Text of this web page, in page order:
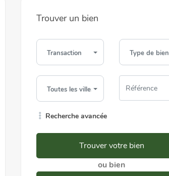
Trouver un bien
Transaction Type de bien
Toutes les villes
Recherche avancée
Trouver votre bien
ou bien